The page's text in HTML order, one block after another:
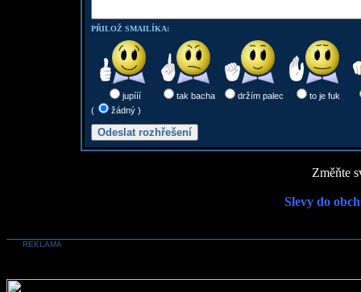
PŘILOŽ SMAILÍKA:
jupííí tak bacha držím palec
to je fuk
(
žádný )
Změňte
Slevy do
REKLAMA